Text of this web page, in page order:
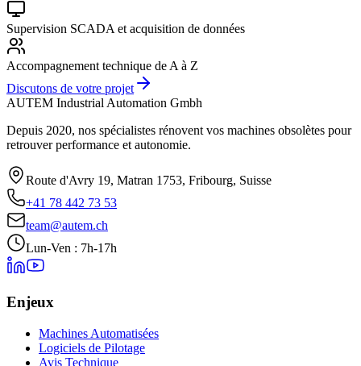
Supervision SCADA et acquisition de données
Accompagnement technique de A à Z
Discutons de votre projet
AUTEM Industrial Automation Gmbh
Depuis 2020, nos spécialistes rénovent vos machines obsolètes pour
retrouver performance et autonomie.
Route d'Avry 19, Matran 1753, Fribourg, Suisse
+41 78 442 73 53
team@autem.ch
Lun-Ven : 7h-17h
Enjeux
Machines Automatisées
Logiciels de Pilotage
Avis Technique